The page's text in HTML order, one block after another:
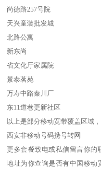
尚德路257号院
天兴童装批发城
北路公寓
新东尚
省文化厅家属院
景泰茗苑
万寿中路秦川厂
东11道巷更新社区
以上是部分移动宽带覆盖区域
西安非移动号码携号转网
更多套餐致电或私信留言你的
地址为你查询是否有中国移动